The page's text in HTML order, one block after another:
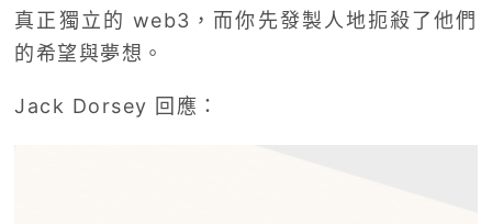
真正獨立的 web3，而你先發製人地扼殺了他們
的希望與夢想。
Jack Dorsey 回應：